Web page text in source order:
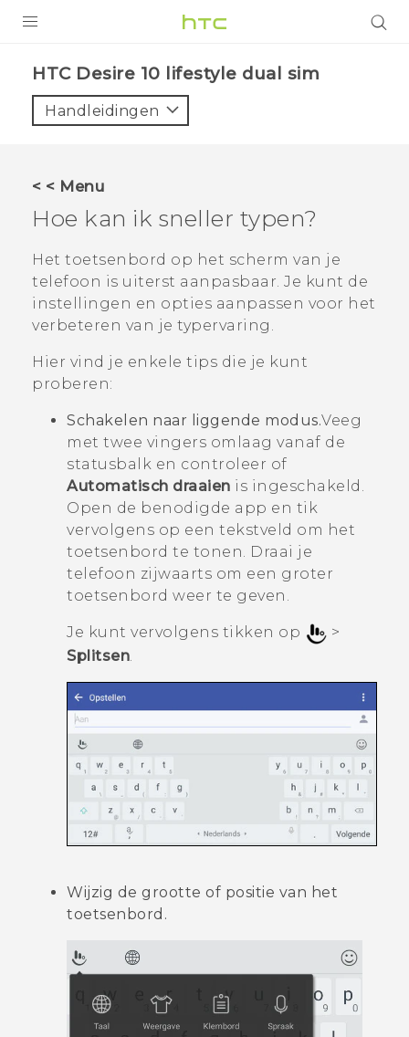
VIVE
HTC Club
SUPPORT
HTC-apparaten & -accessoires
VIVERSE
Aanmelden
HTC Desire 10 lifestyle dual sim‎
Handleidingen
< < Menu
Hoe kan ik sneller typen?
Het toetsenbord op het scherm van je
telefoon is uiterst aanpasbaar. Je kunt de
instellingen en opties aanpassen voor het
verbeteren van je typervaring.
Hier vind je enkele tips die je kunt
proberen:
Schakelen naar liggende modus.Veeg
met twee vingers omlaag vanaf de
statusbalk en controleer of
Automatisch draaien is ingeschakeld.
Open de benodigde app en tik
vervolgens op een tekstveld om het
toetsenbord te tonen. Draai je
telefoon zijwaarts om een groter
toetsenbord weer te geven.
Je kunt vervolgens tikken op
>
Splitsen
Wijzig de grootte of positie van het
toetsenbord.